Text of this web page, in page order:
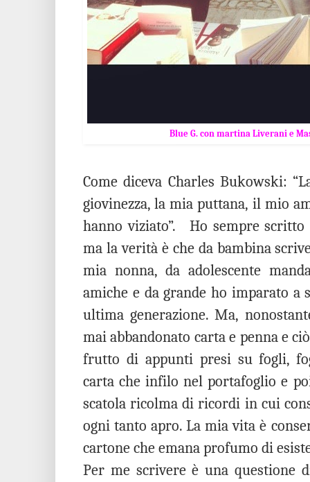
Blue G. con martina Liverani e
Come diceva Charles Bukowski:
giovinezza, la mia puttana, il mio
hanno viziato”.
Ho sempre scritto
ma la verità è che da bambina
mia nonna, da adolescente
amiche e da grande ho imparato
ultima generazione. Ma,
mai abbandonato carta e penna e
frutto di appunti presi su fogli,
carta che infilo nel portafoglio e
scatola ricolma di ricordi in cui
ogni tanto apro. La mia vita è
cartone che emana profumo di
Per me scrivere è una questione